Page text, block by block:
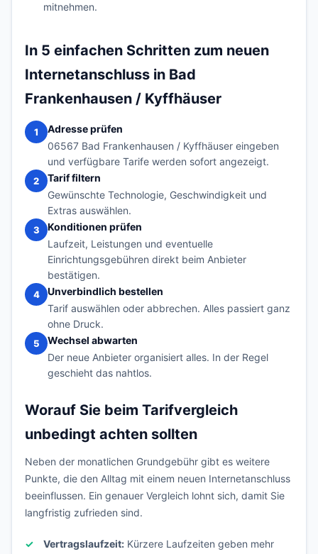
mitnehmen.
In 5 einfachen Schritten zum neuen
Internetanschluss in Bad
Frankenhausen / Kyffhäuser
1
Adresse prüfen
06567 Bad Frankenhausen / Kyffhäuser eingeben
und verfügbare Tarife werden sofort angezeigt.
2
Tarif filtern
Gewünschte Technologie, Geschwindigkeit und
Extras auswählen.
3
Konditionen prüfen
Laufzeit, Leistungen und eventuelle
Einrichtungsgebühren direkt beim Anbieter
bestätigen.
4
Unverbindlich bestellen
Tarif auswählen oder abbrechen. Alles passiert ganz
ohne Druck.
5
Wechsel abwarten
Der neue Anbieter organisiert alles. In der Regel
geschieht das nahtlos.
Worauf Sie beim Tarifvergleich
unbedingt achten sollten
Neben der monatlichen Grundgebühr gibt es weitere
Punkte, die den Alltag mit einem neuen Internetanschluss
beeinflussen. Ein genauer Vergleich lohnt sich, damit Sie
langfristig zufrieden sind.
Vertragslaufzeit: Kürzere Laufzeiten geben mehr